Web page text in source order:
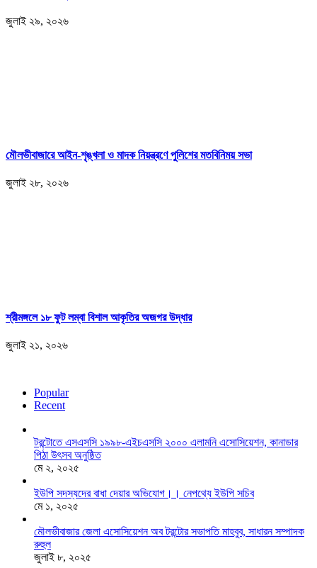
জুলাই ২৯, ২০২৬
মৌলভীবাজারে আইন-শৃঙ্খলা ও মাদক নিয়ন্ত্রণে পুলিশের মতবিনিময় সভা
জুলাই ২৮, ২০২৬
শ্রীমঙ্গলে ১৮ ফুট লম্বা বিশাল আকৃতির অজগর উদ্ধার
জুলাই ২১, ২০২৬
Popular
Recent
টরন্টোতে এসএসসি ১৯৯৮-এইচএসসি ২০০০ এলামনি এসোসিয়েশন, কানাডার
পিঠা উৎসব অনুষ্ঠিত
মে ২, ২০২৫
ইউপি সদস্যদের বাধা দেয়ার অভিযোগ।। নেপথ্যে ইউপি সচিব
মে ১, ২০২৫
মৌলভীবাজার জেলা এসোসিয়েশন অব টরন্টোর সভাপতি মাহবুব, সাধারন সম্পাদক
রুহুল
জুলাই ৮, ২০২৫